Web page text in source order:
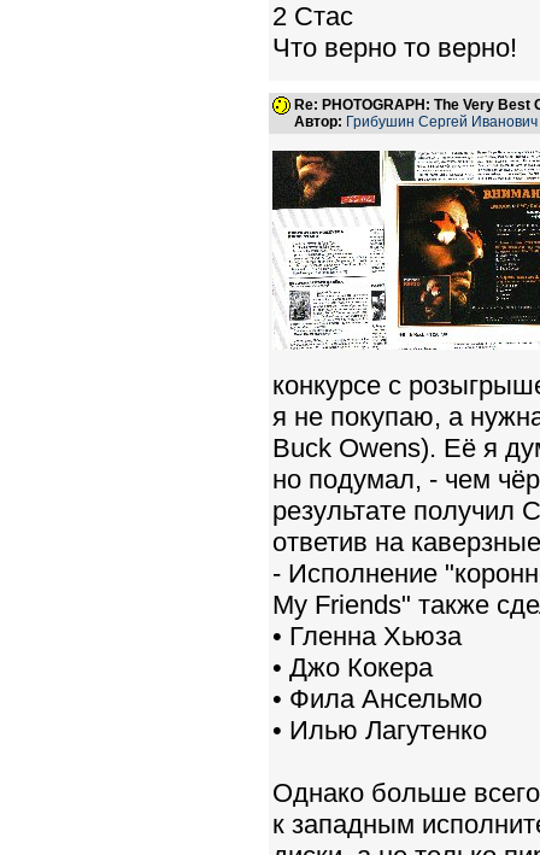
2 Стас
Что верно то верно!
Re: PHOTOGRAPH: The Very Best
Автор: Грибушин Сергей Иванович
конкурсе с
я не покупаю, а
Buck Owens). Её я
но подумал, - чем
результате получил
ответив на
- Исполнение
My Friends" также
• Гленна Хьюза
• Джо Кокера
• Фила Ансельмо
• Илью Лагутенко
Однако больше
к западным